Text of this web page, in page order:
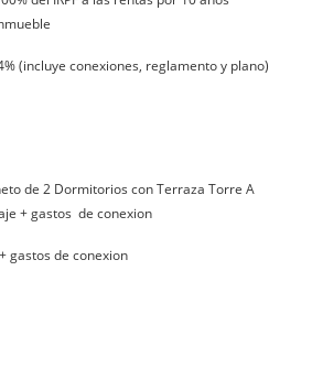
(incluye conexiones, reglamento y plano)
de 2 Dormitorios con Terraza Torre A
+ gastos de conexion
gastos de conexion